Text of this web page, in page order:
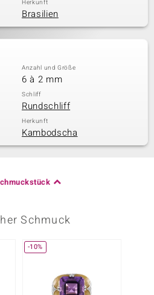
Herkunft
Brasilien
Anzahl und Größe
6 à 2 mm
Schliff
Rundschliff
Herkunft
Kambodscha
Schmuck
-10%